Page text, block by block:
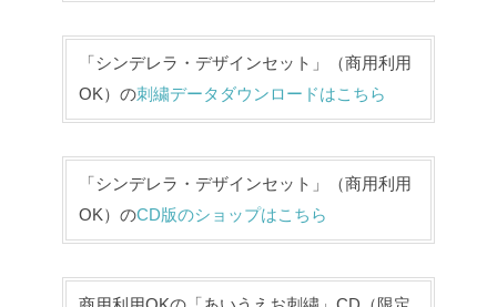
「シンデレラ・デザインセット」（商用利用
OK）の刺繍データダウンロードはこちら
「シンデレラ・デザインセット」（商用利用
OK）のCD版のショップはこちら